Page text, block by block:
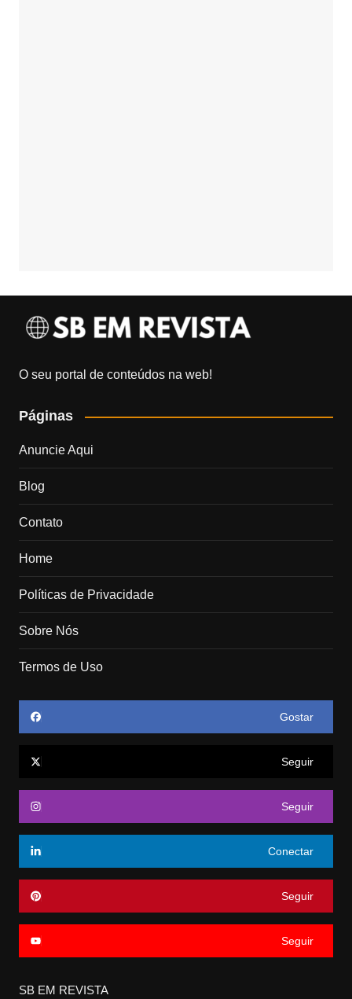
O seu portal de conteúdos na web!
Páginas
Anuncie Aqui
Blog
Contato
Home
Políticas de Privacidade
Sobre Nós
Termos de Uso
Gostar
Seguir
Seguir
Conectar
Seguir
Seguir
SB EM REVISTA